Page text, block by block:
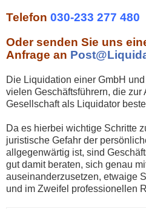
Telefon 030-233 277 480
Oder senden Sie uns
Anfrage an
Die Liquidation einer GmbH
vielen Geschäftsführern, die zur
Gesellschaft als Liquidator
Da es hierbei wichtige Schritte
juristische Gefahr der
allgegenwärtig ist, sind
gut damit beraten, sich genau
auseinanderzusetzen, etwaige
und im Zweifel professionellen